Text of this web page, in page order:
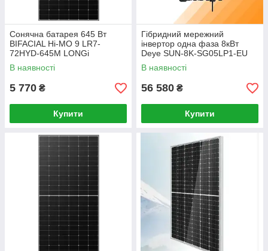
Сонячна батарея 645 Вт
BIFACIAL Hi-MO 9 LR7-
72HYD-645M LONGi
В наявності
5 770 ₴
Купити
Гібридний мережний
інвертор одна фаза 8кВт
Deye SUN-8K-SG05LP1-EU
В наявності
56 580 ₴
Купити